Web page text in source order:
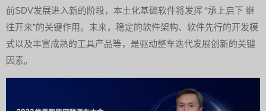
前SDV发展进入新的阶段，本土化基础软件将发挥 “承上启下 继
往开来”的关键作用。未来，稳定的软件架构、软件先行的开发模
式以及丰富成熟的工具产品等，是驱动整车迭代发展创新的关键
因素。